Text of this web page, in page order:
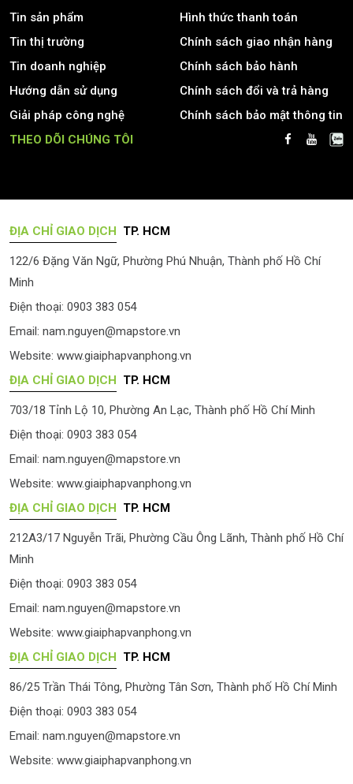
Tin sản phẩm
Tin thị trường
Tin doanh nghiệp
Hướng dẫn sử dụng
Giải pháp công nghệ
Hình thức thanh toán
Chính sách giao nhận hàng
Chính sách bảo hành
Chính sách đổi và trả hàng
Chính sách bảo mật thông tin
THEO DÕI CHÚNG TÔI
ĐỊA CHỈ GIAO DỊCH TP. HCM
122/6 Đặng Văn Ngữ, Phường Phú Nhuận, Thành phố Hồ Chí
Minh
Điện thoại: 0903 383 054
Email: nam.nguyen@mapstore.vn
Website: www.giaiphapvanphong.vn
ĐỊA CHỈ GIAO DỊCH TP. HCM
703/18 Tỉnh Lộ 10, Phường An Lạc, Thành phố Hồ Chí Minh
Điện thoại: 0903 383 054
Email: nam.nguyen@mapstore.vn
Website: www.giaiphapvanphong.vn
ĐỊA CHỈ GIAO DỊCH TP. HCM
212A3/17 Nguyễn Trãi, Phường Cầu Ông Lãnh, Thành phố Hồ Chí
Minh
Điện thoại: 0903 383 054
Email: nam.nguyen@mapstore.vn
Website: www.giaiphapvanphong.vn
ĐỊA CHỈ GIAO DỊCH TP. HCM
86/25 Trần Thái Tông, Phường Tân Sơn, Thành phố Hồ Chí Minh
Điện thoại: 0903 383 054
Email: nam.nguyen@mapstore.vn
Website: www.giaiphapvanphong.vn